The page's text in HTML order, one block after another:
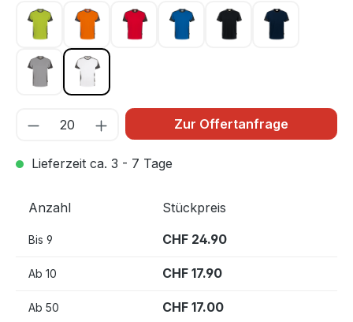
kiwi 040 orange 027rot 002 royalblau 010schwarz 005tinte 034
titan 043 weiß 001
Zur Offertanfrage
Lieferzeit ca. 3 - 7 Tage
Anzahl Stückpreis
Bis 9 CHF 24.90
Ab 10 CHF 17.90
Ab 50 CHF 17.00